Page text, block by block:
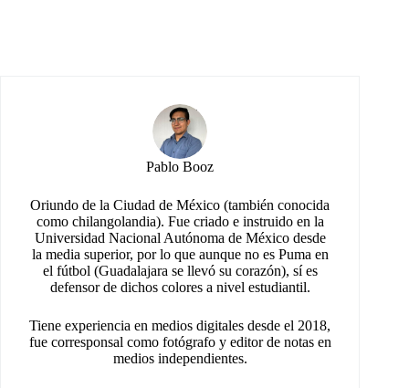
Pablo Booz
Oriundo de la Ciudad de México (también conocida
como chilangolandia). Fue criado e instruido en la
Universidad Nacional Autónoma de México desde
la media superior, por lo que aunque no es Puma en
el fútbol (Guadalajara se llevó su corazón), sí es
defensor de dichos colores a nivel estudiantil.
Tiene experiencia en medios digitales desde el 2018,
fue corresponsal como fotógrafo y editor de notas en
medios independientes.